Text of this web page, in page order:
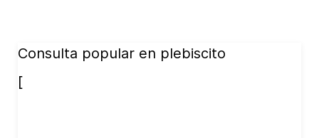
Consulta popular en plebiscito
[